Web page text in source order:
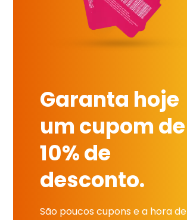
Garanta hoje
um cupom de
10% de
desconto.
São poucos cupons e a hora de